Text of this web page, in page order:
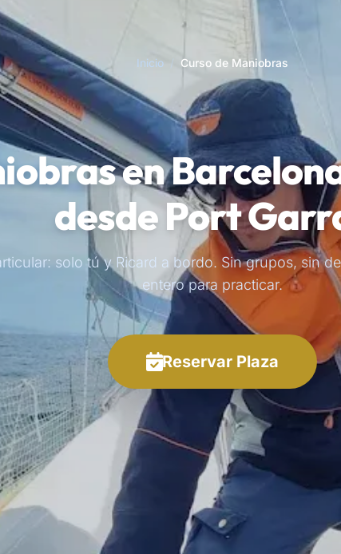
Inicio / Curso de Maniobras
en
desde Port
solo tú y Ricard a bordo. Sin grupos, sin
entero para practicar.
Reservar Plaza